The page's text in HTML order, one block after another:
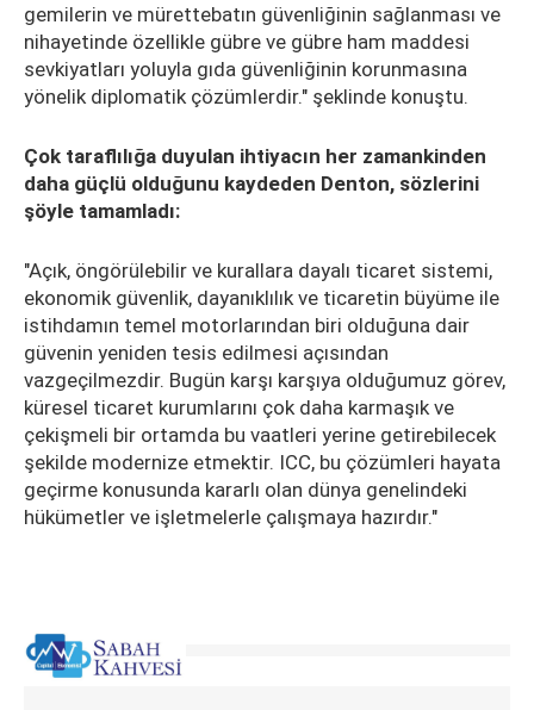
gemilerin ve mürettebatın güvenliğinin sağlanması ve
nihayetinde özellikle gübre ve gübre ham maddesi
sevkiyatları yoluyla gıda güvenliğinin korunmasına
yönelik diplomatik çözümlerdir." şeklinde konuştu.
Çok taraflılığa duyulan ihtiyacın her zamankinden
daha güçlü olduğunu kaydeden Denton, sözlerini
şöyle tamamladı:
"Açık, öngörülebilir ve kurallara dayalı ticaret sistemi,
ekonomik güvenlik, dayanıklılık ve ticaretin büyüme ile
istihdamın temel motorlarından biri olduğuna dair
güvenin yeniden tesis edilmesi açısından
vazgeçilmezdir. Bugün karşı karşıya olduğumuz görev,
küresel ticaret kurumlarını çok daha karmaşık ve
çekişmeli bir ortamda bu vaatleri yerine getirebilecek
şekilde modernize etmektir. ICC, bu çözümleri hayata
geçirme konusunda kararlı olan dünya genelindeki
hükümetler ve işletmelerle çalışmaya hazırdır."